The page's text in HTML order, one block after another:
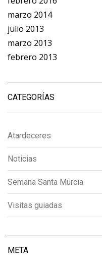
marzo 2014
julio 2013
marzo 2013
febrero 2013
CATEGORÍAS
Atardeceres
Noticias
Semana Santa Murcia
Visitas guiadas
META